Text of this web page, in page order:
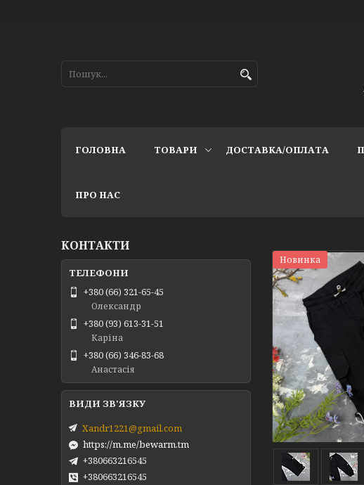
ГОЛОВНА ТОВАРИ ДОСТАВКА/ОПЛАТА
ПРО НАС
Новинка
КОНТАКТИ
+380 (66) 321-65-45
Олександр
+380 (93) 613-31-51
Каріна
+380 (66) 346-83-68
Анастасія
Xandr1221@gmail.com
https://m.me/bewarm.tm
+380663216545
+380663216545